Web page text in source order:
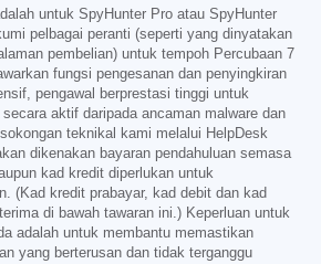
untuk SpyHunter Pro atau SpyHunter
pelbagai peranti (seperti yang dinyatakan
pembelian) untuk tempoh Percubaan 7
fungsi pengesanan dan penyingkiran
pengawal berprestasi tinggi untuk
aktif daripada ancaman malware dan
teknikal kami melalui HelpDesk
dikenakan bayaran pendahuluan semasa
kad kredit diperlukan untuk
(Kad kredit prabayar, kad debit dan kad
di bawah tawaran ini.) Keperluan untuk
adalah untuk membantu memastikan
yang berterusan dan tidak terganggu